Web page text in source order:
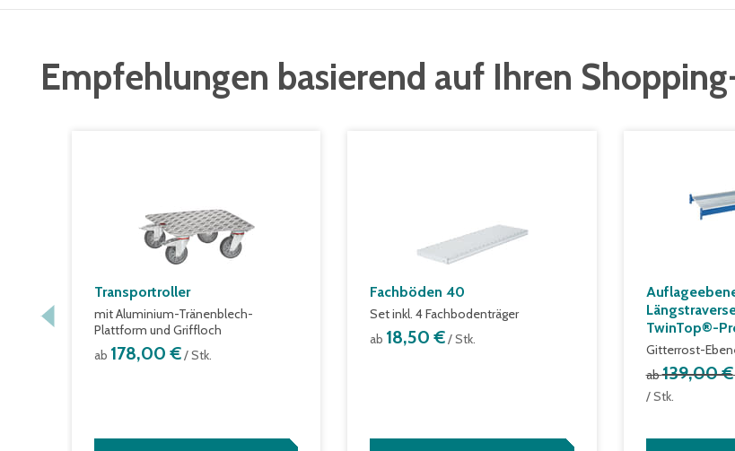
Empfehlungen basierend auf Ihren
Transportroller
mit Aluminium-Tränenblech-
Plattform und Griffloch
ab 178,00 €/ Stk.
Fachböden 40
Set inkl. 4 Fachbodenträger
ab 18,50 €/ Stk.
TwinTop®-
Gitterrost-
ab139,00 €
/ Stk.